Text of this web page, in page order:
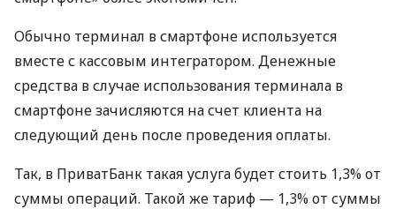
Обычно терминал в смартфоне используется
вместе с кассовым интегратором. Денежные
средства в случае использования терминала в
смартфоне зачисляются на счет клиента на
следующий день после проведения оплаты.
Так, в ПриватБанк такая услуга будет стоить 1,3% от
суммы операций. Такой же тариф — 1,3% от суммы